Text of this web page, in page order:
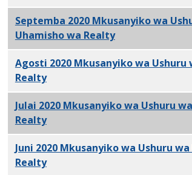
Septemba 2020 Mkusanyiko wa
Uhamisho wa RealtyPDF
Agosti 2020 Mkusanyiko wa Ushuru
RealtyPDF
Julai 2020 Mkusanyiko wa Ushuru
RealtyPDF
Juni 2020 Mkusanyiko wa Ushuru
RealtyPDF